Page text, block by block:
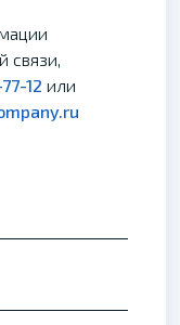
связи,
12 или